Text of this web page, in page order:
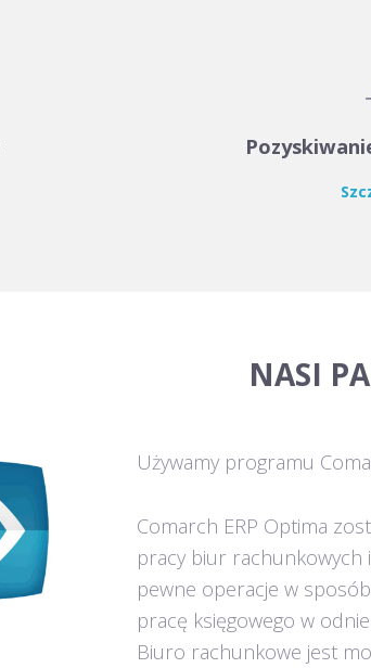
NASI
Używamy programu
Comarch ERP Optima
pracy biur
pewne operacje w
pracę księgowego w
Biuro rachunkowe jest